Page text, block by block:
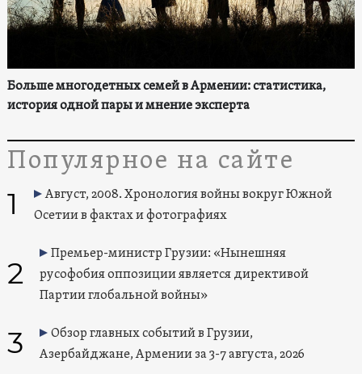
Больше многодетных семей в Армении: статистика,
история одной пары и мнение эксперта
Популярное на сайте
1
Август, 2008. Хронология войны вокруг Южной
Осетии в фактах и фотографиях
2
Премьер-министр Грузии: «Нынешняя
русофобия оппозиции является директивой
Партии глобальной войны»
3
Обзор главных событий в Грузии,
Азербайджане, Армении за 3-7 августа, 2026